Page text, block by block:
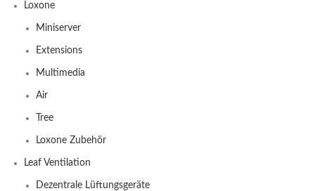
Loxone
Miniserver
Extensions
Multimedia
Air
Tree
Loxone Zubehör
Leaf Ventilation
Dezentrale Lüftungsgeräte